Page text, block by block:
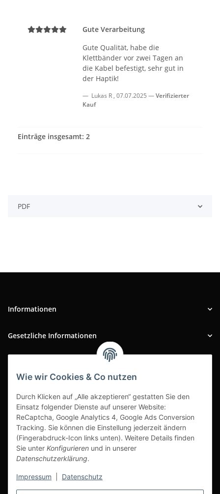
Wie wir Cookies & Co nutzen
Durch Klicken auf „Alle akzeptieren“ gestatten Sie den
Einsatz folgender Dienste auf unserer Website:
ReCaptcha, Google Analytics 4, Google Ads Conversion
Tracking. Sie können die Einstellung jederzeit ändern
(Fingerabdruck-Icon links unten). Weitere Details finden
Sie unter Konfigurieren und in unserer
Datenschutzerklärung.
Impressum Datenschutz
Gute Verarbeitung
Gute Qualität, habe die
Klettbänder vor zwei Tagen an
die Kabel befestigt, sehr gut in
der Haptik!
Lukas R , 07.07.2025
Verifizierter
Kauf
Einträge insgesamt: 2
PDF
Informationen
Gesetzliche Informationen